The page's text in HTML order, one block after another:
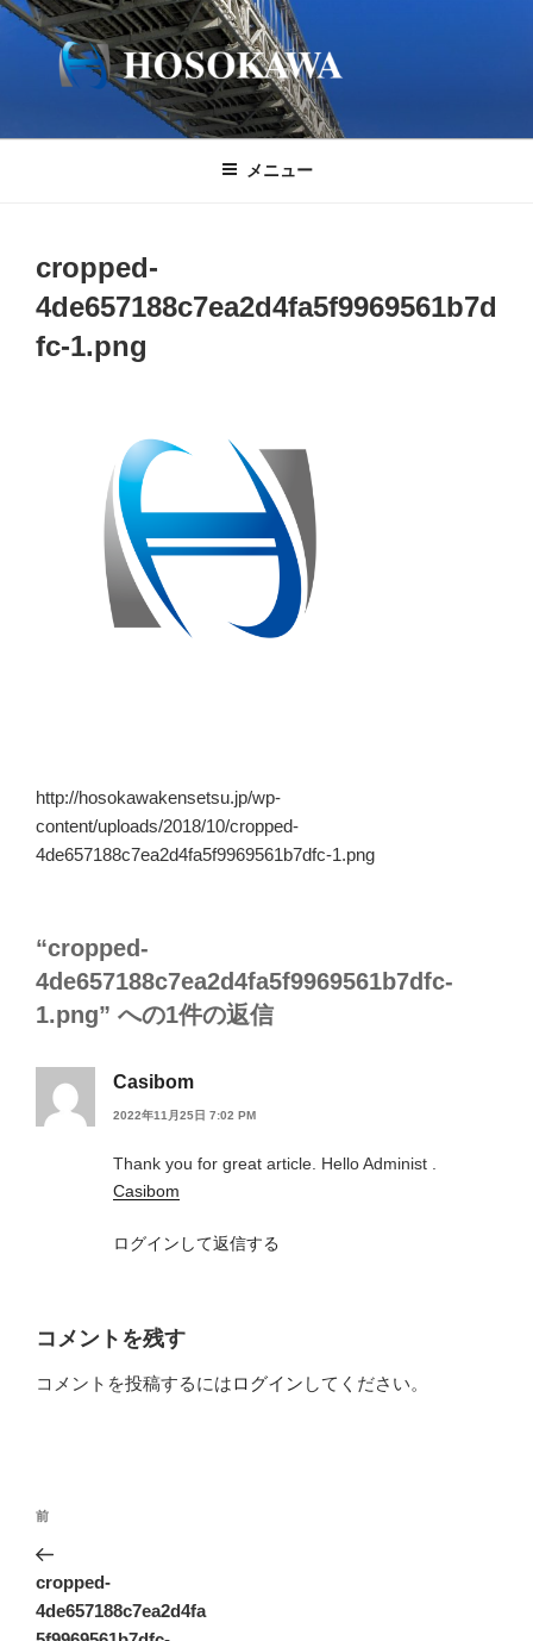
コ
メニュー
cropped-
4de657188c7ea2d4fa5f9969561b7d
fc-1.png
http://hosokawakensetsu.jp/wp-
content/uploads/2018/10/cropped-
4de657188c7ea2d4fa5f9969561b7dfc-1.png
“cropped-
4de657188c7ea2d4fa5f9969561b7dfc-
1.png” への1件の返信
Casibom
2022年11月25日 7:02 PM
Thank you for great article. Hello Administ .
Casibom
ログインして返信する
コメントを残す
コメントを投稿するにはログイン してください。
投
ナ
ビ
前
の
投
稿
前
cropped-
4de657188c7ea2d4fa